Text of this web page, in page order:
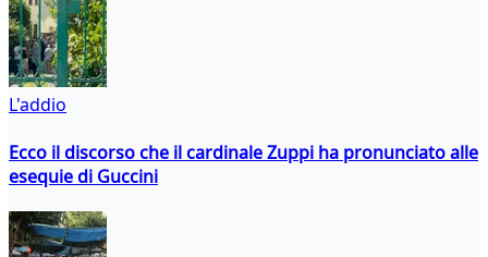
L'addio
Ecco il discorso che il cardinale Zuppi ha pronunciato alle
esequie di Guccini